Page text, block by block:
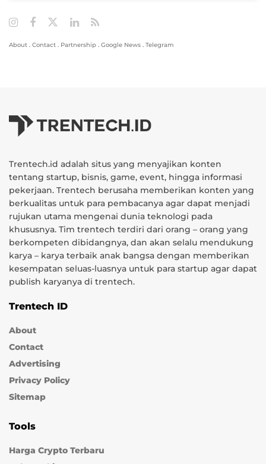
About . Contact . Partnership . Google News . Telegram
Trentech.id adalah situs yang menyajikan konten
tentang startup, bisnis, game, event, hingga informasi
pekerjaan. Trentech berusaha memberikan konten yang
berkualitas untuk para pembacanya agar dapat menjadi
rujukan utama mengenai dunia teknologi pada
khususnya. Tim trentech terdiri dari orang – orang yang
berkompeten dibidangnya, dan akan selalu mendukung
karya – karya terbaik anak bangsa dengan memberikan
kesempatan seluas-luasnya untuk para startup agar dapat
publish karyanya di trentech.
Trentech ID
About
Contact
Advertising
Privacy Policy
Sitemap
Tools
Harga Crypto Terbaru